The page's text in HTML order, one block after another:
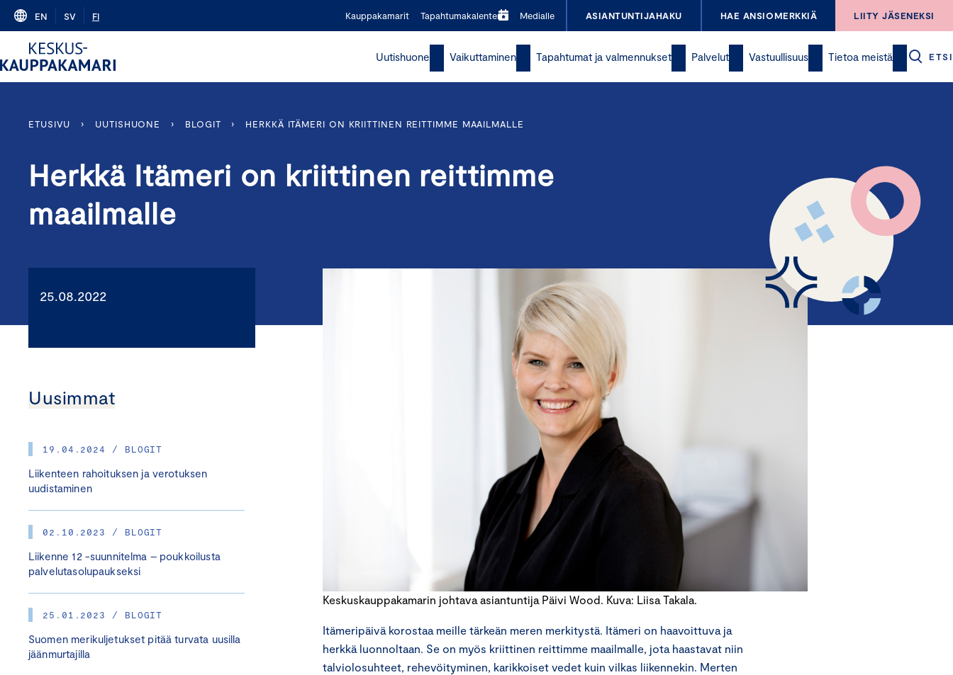
Skip
content
EN SV FI Kauppakamarit Tapahtumakalenteri Medialle ASIANTUNTIJAHAKU HAE ANSIOMERKKIÄ LIITY JÄSENEKSI
Uutishuone Vaikuttaminen Tapahtumat ja valmennukset Palvelut Vastuullisuus Tietoa meistä ETSI
ETUSIVU › UUTISHUONE › BLOGIT › HERKKÄ ITÄMERI ON KRIITTINEN REITTIMME MAAILMALLE
Herkkä Itämeri on kriittinen reittimme
maailmalle
25.08.2022
Uusimmat
19.04.2024 / BLOGIT
Liikenteen rahoituksen ja verotuksen
uudistaminen
02.10.2023 / BLOGIT
Liikenne 12 -suunnitelma – poukkoilusta
palvelutasolupaukseksi
25.01.2023 / BLOGIT
Suomen merikuljetukset pitää turvata uusilla
jäänmurtajilla
Keskuskauppakamarin johtava asiantuntija Päivi Wood. Kuva: Liisa Takala.
Itämeripäivä korostaa meille tärkeän meren merkitystä. Itämeri on haavoittuva ja
herkkä luonnoltaan. Se on myös kriittinen reittimme maailmalle, jota haastavat niin
talviolosuhteet, rehevöityminen, karikkoiset vedet kuin vilkas liikennekin. Merten